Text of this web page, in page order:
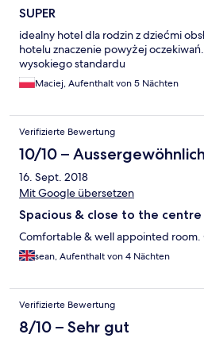
SUPER
idealny hotel dla rodzin z dziećmi
hotelu znaczenie powyżej
wysokiego standardu
Maciej, Aufenthalt von 5 Nächten
Verifizierte Bewertung
10/10 – Aussergewöhnlich
16. Sept. 2018
Mit Google übersetzen
Spacious & close to the centre
Comfortable & well appointed room.
sean, Aufenthalt von 4 Nächten
Verifizierte Bewertung
8/10 – Sehr gut